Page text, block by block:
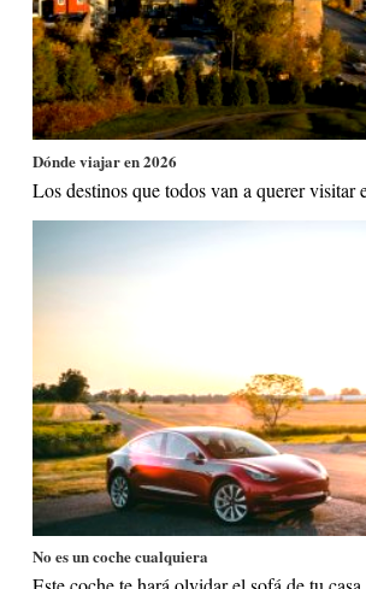
Dónde viajar en 2026
Los destinos que todos van a querer visitar
No es un coche cualquiera